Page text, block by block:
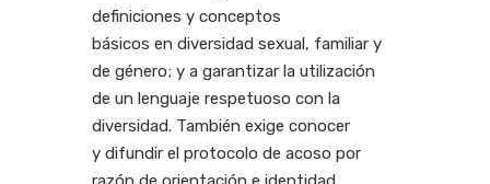
definiciones y conceptos
básicos en diversidad sexual, familiar y
de género; y a garantizar la utilización
de un lenguaje respetuoso con la
diversidad. También exige conocer
y difundir el protocolo de acoso por